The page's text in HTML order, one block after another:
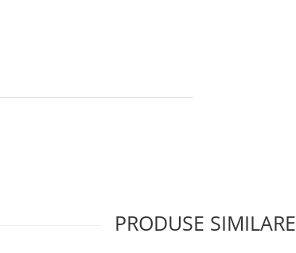
PRODUSE SIMILARE